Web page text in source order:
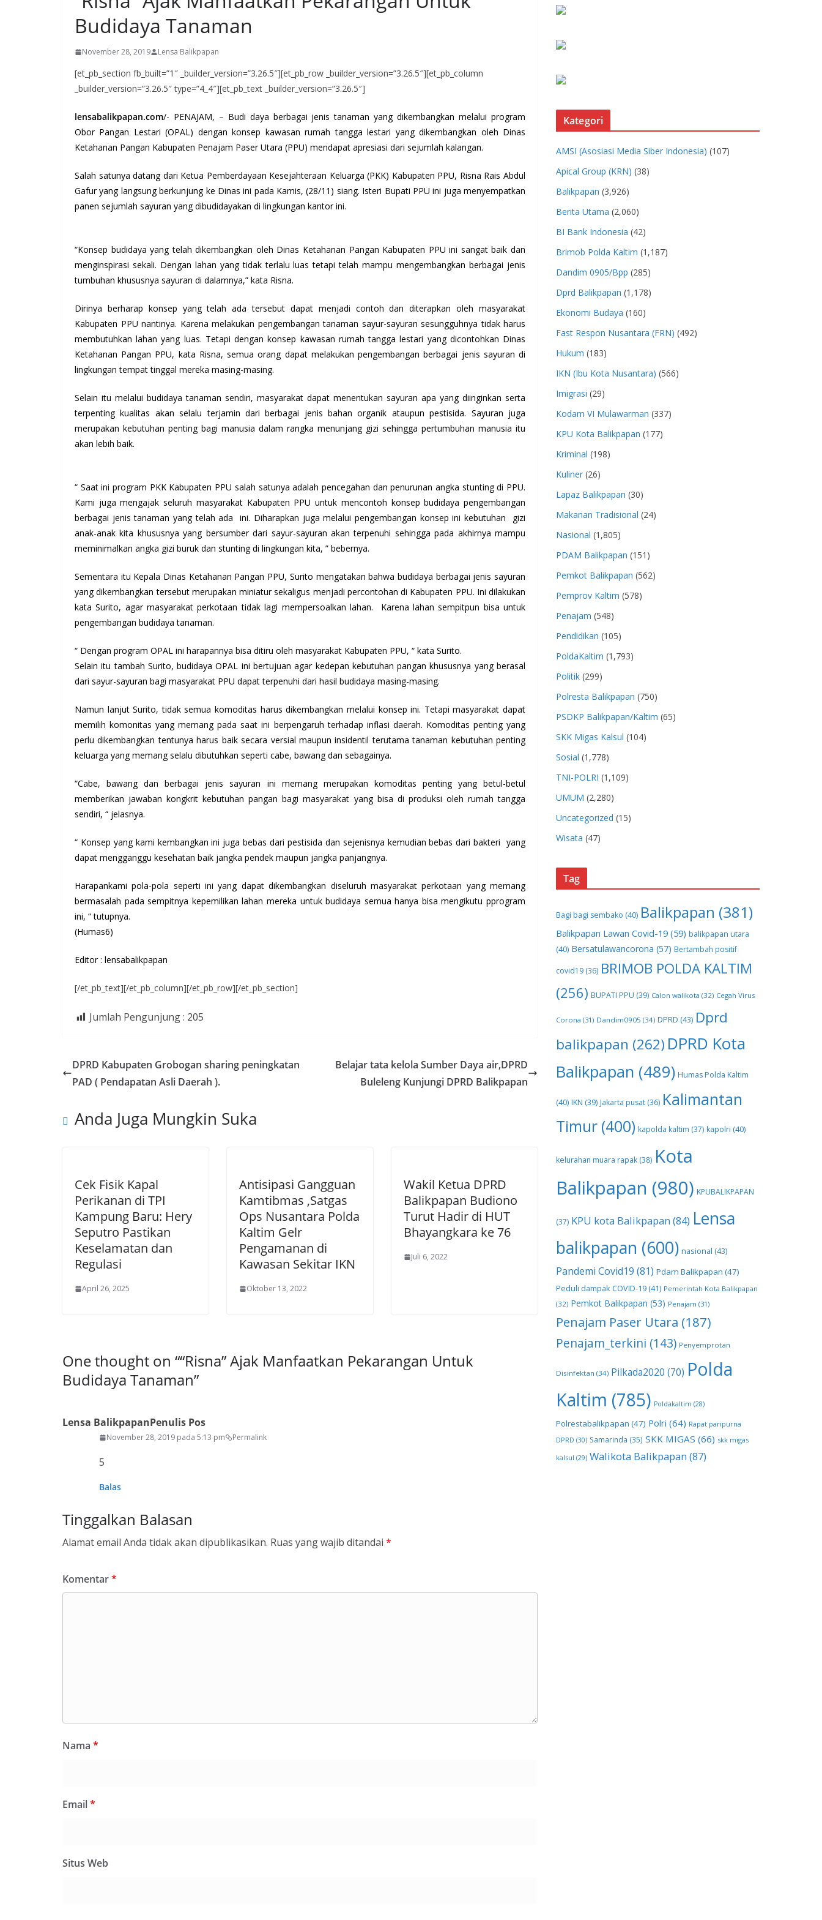
Budidaya Tanaman
November 28, 2019 Lensa Balikpapan
[et_pb_section fb_built=”1″ _builder_version=”3.26.5″][et_pb_row _builder_version=”3.26.5″][et_pb_column
_builder_version=”3.26.5″ type=”4_4″][et_pb_text _builder_version=”3.26.5″]
lensabalikpapan.com/- PENAJAM, – Budi daya berbagai jenis tanaman yang dikembangkan melalui program
Obor Pangan Lestari (OPAL) dengan konsep kawasan rumah tangga lestari yang dikembangkan oleh Dinas
Ketahanan Pangan Kabupaten Penajam Paser Utara (PPU) mendapat apresiasi dari sejumlah kalangan.
Salah satunya datang dari Ketua Pemberdayaan Kesejahteraan Keluarga (PKK) Kabupaten PPU, Risna Rais Abdul
Gafur yang langsung berkunjung ke Dinas ini pada Kamis, (28/11) siang. Isteri Bupati PPU ini juga menyempatkan
panen sejumlah sayuran yang dibudidayakan di lingkungan kantor ini.
“Konsep budidaya yang telah dikembangkan oleh Dinas Ketahanan Pangan Kabupaten PPU ini sangat baik dan
menginspirasi sekali. Dengan lahan yang tidak terlalu luas tetapi telah mampu mengembangkan berbagai jenis
tumbuhan khususnya sayuran di dalamnya,” kata Risna.
Dirinya berharap konsep yang telah ada tersebut dapat menjadi contoh dan diterapkan oleh masyarakat
Kabupaten PPU nantinya. Karena melakukan pengembangan tanaman sayur-sayuran sesungguhnya tidak harus
membutuhkan lahan yang luas. Tetapi dengan konsep kawasan rumah tangga lestari yang dicontohkan Dinas
Ketahanan Pangan PPU, kata Risna, semua orang dapat melakukan pengembangan berbagai jenis sayuran di
lingkungan tempat tinggal mereka masing-masing.
Selain itu melalui budidaya tanaman sendiri, masyarakat dapat menentukan sayuran apa yang diinginkan serta
terpenting kualitas akan selalu terjamin dari berbagai jenis bahan organik ataupun pestisida. Sayuran juga
merupakan kebutuhan penting bagi manusia dalam rangka menunjang gizi sehingga pertumbuhan manusia itu
akan lebih baik.
“ Saat ini program PKK Kabupaten PPU salah satunya adalah pencegahan dan penurunan angka stunting di PPU.
Kami juga mengajak seluruh masyarakat Kabupaten PPU untuk mencontoh konsep budidaya pengembangan
berbagai jenis tanaman yang telah ada ini. Diharapkan juga melalui pengembangan konsep ini kebutuhan gizi
anak-anak kita khususnya yang bersumber dari sayur-sayuran akan terpenuhi sehingga pada akhirnya mampu
meminimalkan angka gizi buruk dan stunting di lingkungan kita, ” bebernya.
Sementara itu Kepala Dinas Ketahanan Pangan PPU, Surito mengatakan bahwa budidaya berbagai jenis sayuran
yang dikembangkan tersebut merupakan miniatur sekaligus menjadi percontohan di Kabupaten PPU. Ini dilakukan
kata Surito, agar masyarakat perkotaan tidak lagi mempersoalkan lahan. Karena lahan sempitpun bisa untuk
pengembangan budidaya tanaman.
“ Dengan program OPAL ini harapannya bisa ditiru oleh masyarakat Kabupaten PPU, “ kata Surito.
Selain itu tambah Surito, budidaya OPAL ini bertujuan agar kedepan kebutuhan pangan khususnya yang berasal
dari sayur-sayuran bagi masyarakat PPU dapat terpenuhi dari hasil budidaya masing-masing.
Namun lanjut Surito, tidak semua komoditas harus dikembangkan melalui konsep ini. Tetapi masyarakat dapat
memilih komonitas yang memang pada saat ini berpengaruh terhadap inflasi daerah. Komoditas penting yang
perlu dikembangkan tentunya harus baik secara versial maupun insidentil terutama tanaman kebutuhan penting
keluarga yang memang selalu dibutuhkan seperti cabe, bawang dan sebagainya.
“Cabe, bawang dan berbagai jenis sayuran ini memang merupakan komoditas penting yang betul-betul
memberikan jawaban kongkrit kebutuhan pangan bagi masyarakat yang bisa di produksi oleh rumah tangga
sendiri, “ jelasnya.
“ Konsep yang kami kembangkan ini juga bebas dari pestisida dan sejenisnya kemudian bebas dari bakteri yang
dapat mengganggu kesehatan baik jangka pendek maupun jangka panjangnya.
Harapankami pola-pola seperti ini yang dapat dikembangkan diseluruh masyarakat perkotaan yang memang
bermasalah pada sempitnya kepemilikan lahan mereka untuk budidaya semua hanya bisa mengikutu pprogram
ini, “ tutupnya.
(Humas6)
Editor : lensabalikpapan
[/et_pb_text][/et_pb_column][/et_pb_row][/et_pb_section]
Jumlah Pengunjung : 205
DPRD Kabupaten Grobogan sharing peningkatan
PAD ( Pendapatan Asli Daerah ).
Belajar tata kelola Sumber Daya air,DPRD
Buleleng Kunjungi DPRD Balikpapan
Anda Juga Mungkin Suka
Cek Fisik Kapal
Perikanan di TPI
Kampung Baru: Hery
Seputro Pastikan
Keselamatan dan
Regulasi
April 26, 2025
Antisipasi Gangguan
Kamtibmas ,Satgas
Ops Nusantara Polda
Kaltim Gelr
Pengamanan di
Kawasan Sekitar IKN
Oktober 13, 2022
Wakil Ketua DPRD
Balikpapan Budiono
Turut Hadir di HUT
Bhayangkara ke 76
Juli 6, 2022
One thought on ““Risna” Ajak Manfaatkan Pekarangan Untuk
Budidaya Tanaman”
Lensa BalikpapanPenulis Pos
November 28, 2019 pada 5:13 pm Permalink
5
Balas
Tinggalkan Balasan
Alamat email Anda tidak akan dipublikasikan. Ruas yang wajib ditandai *
Komentar*
Nama *
Email*
Situs Web
Kategori
AMSI (Asosiasi Media Siber Indonesia) (107)
Apical Group (KRN) (38)
Balikpapan (3,926)
Berita Utama (2,060)
BI Bank Indonesia (42)
Brimob Polda Kaltim (1,187)
Dandim 0905/Bpp (285)
Dprd Balikpapan (1,178)
Ekonomi Budaya (160)
Fast Respon Nusantara (FRN) (492)
Hukum (183)
IKN (Ibu Kota Nusantara) (566)
Imigrasi (29)
Kodam VI Mulawarman (337)
KPU Kota Balikpapan (177)
Kriminal (198)
Kuliner (26)
Lapaz Balikpapan (30)
Makanan Tradisional (24)
Nasional (1,805)
PDAM Balikpapan (151)
Pemkot Balikpapan (562)
Pemprov Kaltim (578)
Penajam (548)
Pendidikan (105)
PoldaKaltim (1,793)
Politik (299)
Polresta Balikpapan (750)
PSDKP Balikpapan/Kaltim (65)
SKK Migas Kalsul (104)
Sosial (1,778)
TNI-POLRI (1,109)
UMUM (2,280)
Uncategorized (15)
Wisata (47)
Tag
Bagi bagi sembako (40) Balikpapan (381)
Balikpapan Lawan Covid-19 (59) balikpapan utara
(40) Bersatulawancorona (57) Bertambah positif
covid19 (36) BRIMOB POLDA KALTIM
(256) BUPATI PPU (39) Calon walikota (32) Cegah Virus
Corona (31) Dandim0905 (34) DPRD (43) Dprd
balikpapan (262) DPRD Kota
Balikpapan (489) Humas Polda Kaltim
(40) IKN (39) Jakarta pusat (36) Kalimantan
Timur (400) kapolda kaltim (37) kapolri (40)
kelurahan muara rapak (38) Kota
Balikpapan (980) KPUBALIKPAPAN
(37) KPU kota Balikpapan (84) Lensa
balikpapan (600) nasional (43)
Pandemi Covid19 (81) Pdam Balikpapan (47)
Peduli dampak COVID-19 (41) Pemerintah Kota Balikpapan
(32) Pemkot Balikpapan (53) Penajam (31)
Penajam Paser Utara (187)
Penajam_terkini (143) Penyemprotan
Disinfektan (34) Pilkada2020 (70) Polda
Kaltim (785) Poldakaltim (28)
Polrestabalikpapan (47) Polri (64) Rapat paripurna
DPRD (30) Samarinda (35) SKK MIGAS (66) skk migas
kalsul (29) Walikota Balikpapan (87)